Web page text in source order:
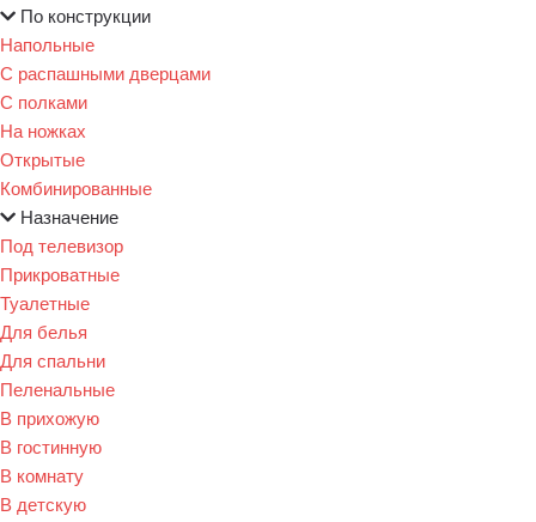
По конструкции
Напольные
С распашными дверцами
С полками
На ножках
Открытые
Комбинированные
Назначение
Под телевизор
Прикроватные
Туалетные
Для белья
Для спальни
Пеленальные
В прихожую
В гостинную
В комнату
В детскую